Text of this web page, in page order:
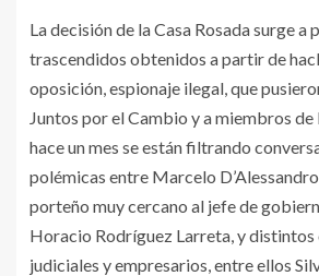
La decisión de la Casa Rosada surge a
trascendidos obtenidos a partir de
oposición, espionaje ilegal, que
Juntos por el Cambio y a miembros de
hace un mes se están filtrando
polémicas entre Marcelo
porteño muy cercano al jefe de
Horacio Rodríguez Larreta, y distintos
judiciales y empresarios, entre ellos